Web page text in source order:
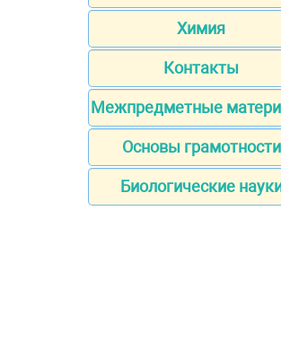
Химия
Контакты
Межпредметные
Основы грамотности
Биологические